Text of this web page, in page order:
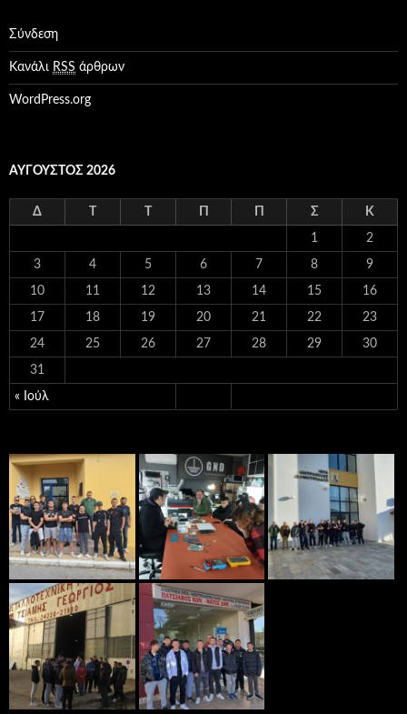
ί
ε
ς
Σύνδεση
Κανάλι RSS άρθρων
WordPress.org
ΑΎΓΟΥΣΤΟΣ 2026
Δ Σ Κ
« Ιούλ
1 2
3 4 5 6 7 8 9
10 11 12 13 14 15 16
17 18 19 20 21 22 23
24 25 26 27 28 29 30
31